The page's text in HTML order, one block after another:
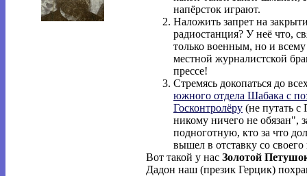
напёрсток играют.
Наложить запрет на
радиостанция? У неё что,
только военным, но и всему
местной журналистской
прессе!
Стремясь докопаться до
южного отдела Шабака с
Госконтролёру (не путать
никому ничего не обязан",
подноготную, кто за что
вышел в отставку со
Вот такой у нас Золотой
Дадон наш (презик Герцик)